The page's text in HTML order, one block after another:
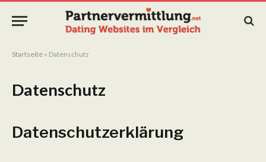
Startseite » Datenschutz
Datenschutz
Datenschutz­erklärung